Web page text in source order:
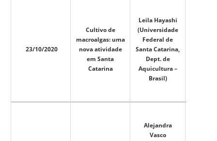
23/10/2020
Cultivo de
macroalgas: uma
nova atividade
em Santa
Catarina
Leila Hayashi
(Universidade
Federal de
Santa Catarina,
Dept. de
Aquicultura –
Brasil)
Alejandra
Vasco